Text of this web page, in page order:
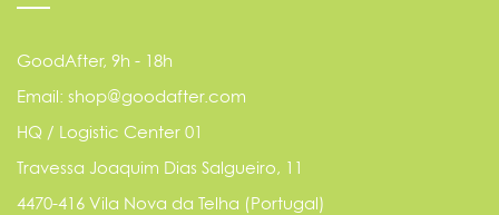
GoodAfter, 9h - 18h
Email: shop@goodafter.com
HQ / Logistic Center 01
Travessa Joaquim Dias Salgueiro, 11
4470-416 Vila Nova da Telha (Portugal)